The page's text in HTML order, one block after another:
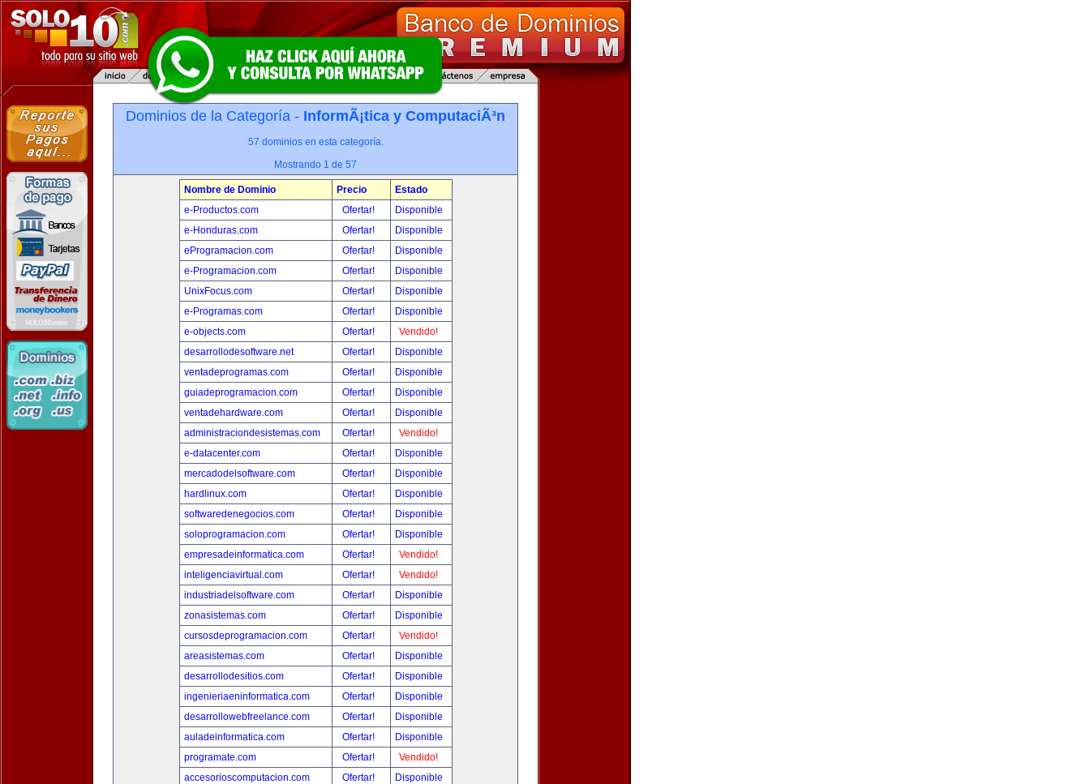
Dominios de la Categoría - InformÃ¡tica y ComputaciÃ³n
57 dominios en esta categoría.
Mostrando 1 de 57
Nombre de Dominio Precio
Estado
e-Productos.com
Ofertar!
Disponible
e-Honduras.com
Ofertar!
Disponible
eProgramacion.com
Ofertar!
Disponible
e-Programacion.com
Ofertar!
Disponible
UnixFocus.com
Ofertar!
Disponible
e-Programas.com
Ofertar!
Disponible
e-objects.com
Ofertar!
Vendido!
desarrollodesoftware.net
Ofertar!
Disponible
ventadeprogramas.com
Ofertar!
Disponible
guiadeprogramacion.com
Ofertar!
Disponible
ventadehardware.com
Ofertar!
Disponible
administraciondesistemas.com
Ofertar!
Vendido!
e-datacenter.com
Ofertar!
Disponible
mercadodelsoftware.com
Ofertar!
Disponible
hardlinux.com
Ofertar!
Disponible
softwaredenegocios.com
Ofertar!
Disponible
soloprogramacion.com
Ofertar!
Disponible
empresadeinformatica.com
Ofertar!
Vendido!
inteligenciavirtual.com
Ofertar!
Vendido!
industriadelsoftware.com
Ofertar!
Disponible
zonasistemas.com
Ofertar!
Disponible
cursosdeprogramacion.com
Ofertar!
Vendido!
areasistemas.com
Ofertar!
Disponible
desarrollodesitios.com
Ofertar!
Disponible
ingenieriaeninformatica.com
Ofertar!
Disponible
desarrollowebfreelance.com
Ofertar!
Disponible
auladeinformatica.com
Ofertar!
Disponible
programate.com
Ofertar!
Vendido!
accesorioscomputacion.com
Ofertar!
Disponible